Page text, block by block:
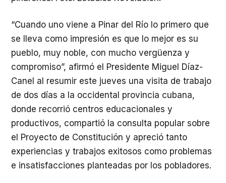
“Cuando uno viene a Pinar del Río lo primero que
se lleva como impresión es que lo mejor es su
pueblo, muy noble, con mucho vergüenza y
compromiso”, afirmó el Presidente Miguel Díaz-
Canel al resumir este jueves una visita de trabajo
de dos días a la occidental provincia cubana,
donde recorrió centros educacionales y
productivos, compartió la consulta popular sobre
el Proyecto de Constitución y apreció tanto
experiencias y trabajos exitosos como problemas
e insatisfacciones planteadas por los pobladores.